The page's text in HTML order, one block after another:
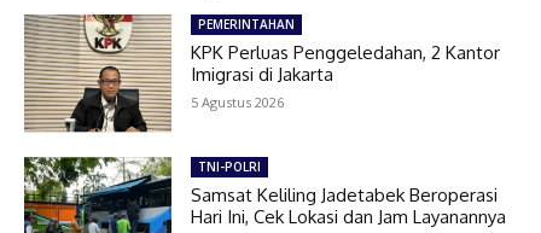
PEMERINTAHAN
KPK Perluas Penggeledahan, 2 Kantor
Imigrasi di Jakarta
5 Agustus 2026
TNI-POLRI
Samsat Keliling Jadetabek Beroperasi
Hari Ini, Cek Lokasi dan Jam Layanannya